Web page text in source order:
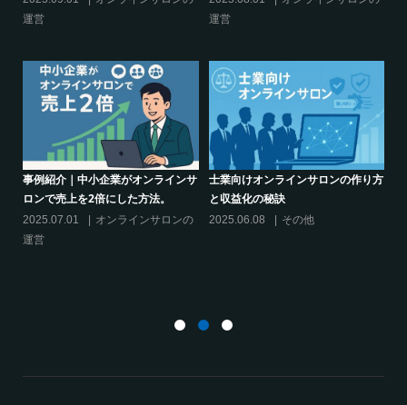
運営
運営
事例紹介｜中小企業がオンラインサ
ロンで売上を2倍にした方法。
2025.07.01
オンラインサロンの
運営
士業向けオンラインサロンの作り方
と収益化の秘訣
2025.06.08 その他